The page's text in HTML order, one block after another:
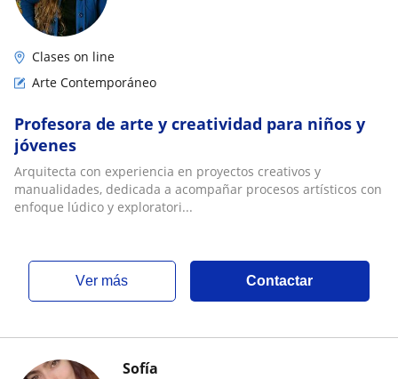
Clases on line
Arte Contemporáneo
Profesora de arte y creatividad para niños y
jóvenes
Arquitecta con experiencia en proyectos creativos y
manualidades, dedicada a acompañar procesos artísticos con
enfoque lúdico y exploratori...
ver más Contactar
Sofía